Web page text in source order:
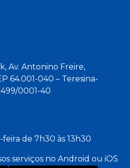
Av. Antonino Freire,
64.001-040 – Teresina-
0001-40
de 7h30 às 13h30
serviços no Android ou iOS